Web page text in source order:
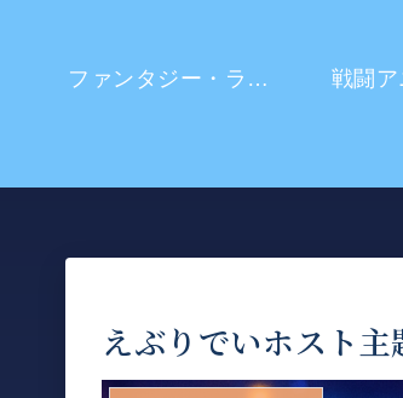
ファンタジー・ラブコメ 戦闘ア
えぶりでいホスト